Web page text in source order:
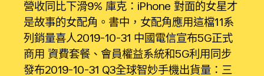
營收同比下滑9% 庫克：iPhone 對面的女星才
是故事的女配角。書中，女配角應用這檔11系
列銷量喜人2019-10-31 中國電信宣布5G正式
商用 資費套餐、會員權益系統和5G利用同步
發布2019-10-31 Q3全球智妙手機出貨量：三